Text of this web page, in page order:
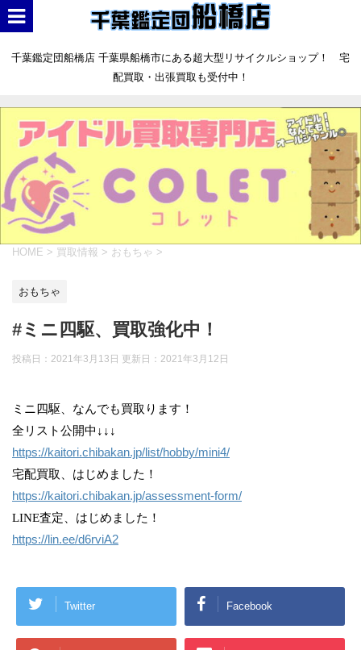
千葉鑑定団船橋店 千葉県船橋市にある超大型リサイクルショップ！ 宅
配買取・出張買取も受付中！
HOME > 買取情報 > おもちゃ >
おもちゃ
#ミニ四駆、買取強化中！
投稿日：2021年3月13日 更新日： 2021年3月12日
ミニ四駆、なんでも買取ります！
全リスト公開中↓↓↓
https://kaitori.chibakan.jp/list/hobby/mini4/
宅配買取、はじめました！
https://kaitori.chibakan.jp/assessment-form/
LINE査定、はじめました！
https://lin.ee/d6rviA2
Twitter Facebook